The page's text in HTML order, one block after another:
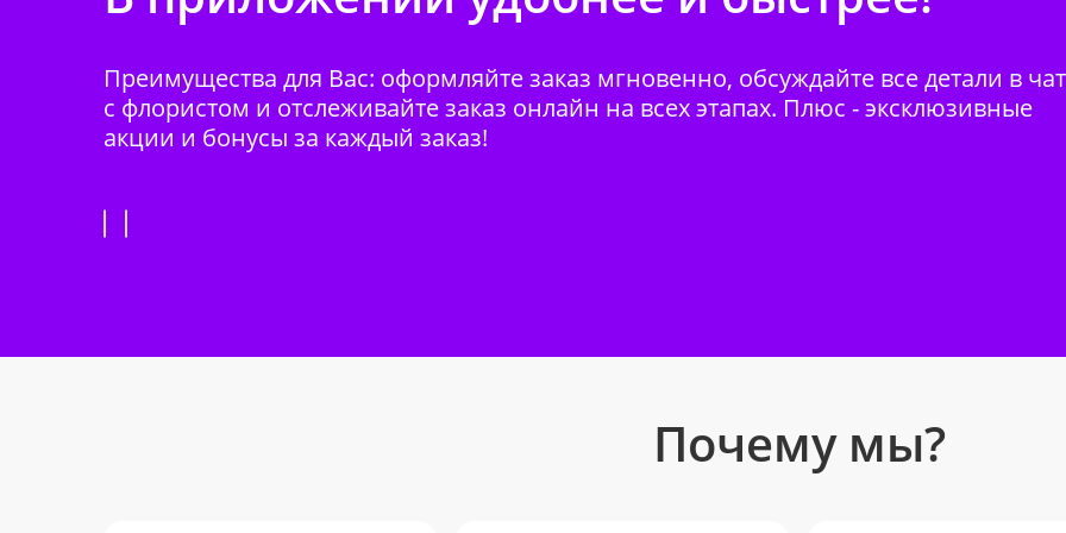
Преимущества для Вас: оформляйте заказ мгновенно, обсуждайте все детали в
с флористом и отслеживайте заказ онлайн на всех этапах. Плюс - эксклюзивные
акции и бонусы за каждый заказ!
Почему мы?